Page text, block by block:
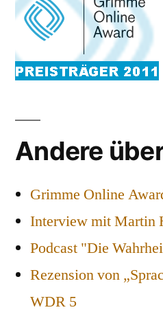
Andere
Grimme Online
Interview mit Martin
Podcast "Die
Rezension von
WDR 5